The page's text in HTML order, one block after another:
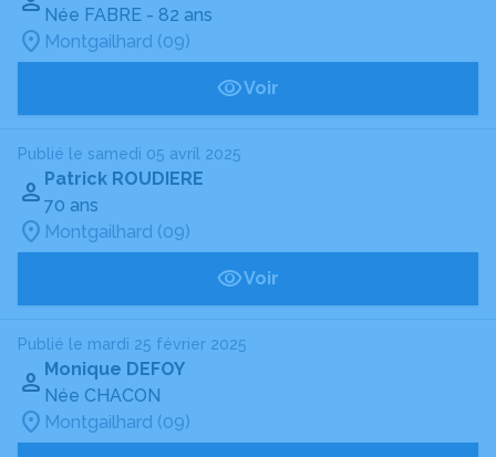
Née FABRE - 82 ans
Montgailhard (09)
Voir
Publié le samedi 05 avril 2025
Patrick ROUDIERE
70 ans
Montgailhard (09)
Voir
Publié le mardi 25 février 2025
Monique DEFOY
Née CHACON
Montgailhard (09)